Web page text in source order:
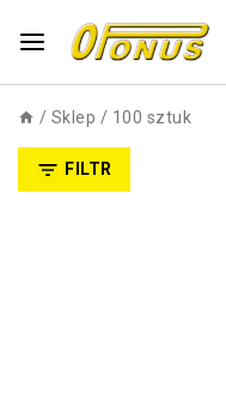
/ Sklep / 100 sztuk
FILTR